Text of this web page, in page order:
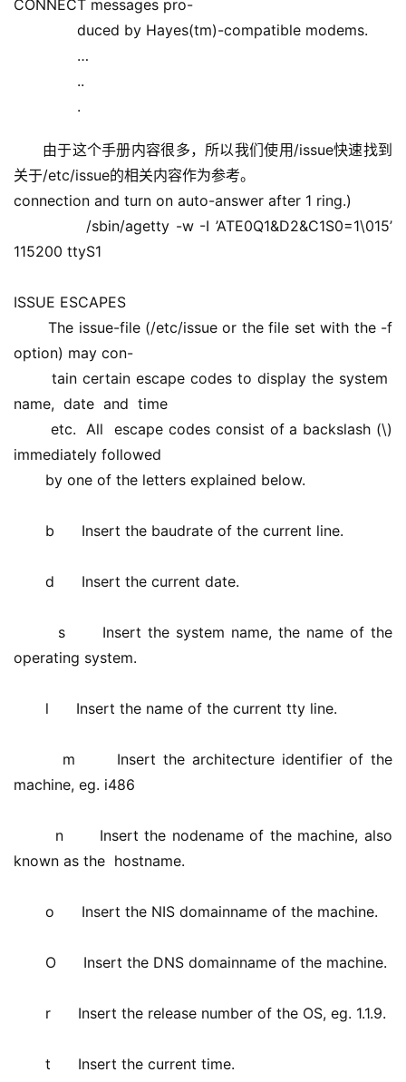
CONNECT messages pro-
duced by Hayes(tm)-compatible modems.
…
..
.
由于这个手册内容很多，所以我们使用/issue快速找到
关于/etc/issue的相关内容作为参考。
connection and turn on auto-answer after 1 ring.)
/sbin/agetty -w -I ’ATE0Q1&D2&C1S0=1\015’
115200 ttyS1
ISSUE ESCAPES
The issue-file (/etc/issue or the file set with the -f
option) may con-
tain certain escape codes to display the system
name,  date  and  time
etc.  All  escape codes consist of a backslash (\)
immediately followed
by one of the letters explained below.
b      Insert the baudrate of the current line.
d      Insert the current date.
s      Insert the system name, the name of the
operating system.
l      Insert the name of the current tty line.
m      Insert the architecture identifier of the
machine, eg. i486
n      Insert the nodename of the machine, also
known as the  hostname.
o      Insert the NIS domainname of the machine.
O      Insert the DNS domainname of the machine.
r      Insert the release number of the OS, eg. 1.1.9.
t      Insert the current time.